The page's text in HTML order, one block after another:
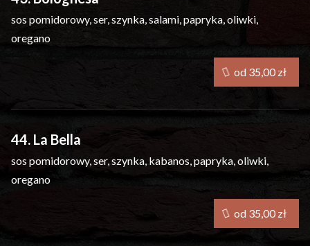
sos pomidorowy, ser, szynka, salami, papryka, oliwki,
oregano
44. La Bella
sos pomidorowy, ser, szynka, kabanos, papryka, oliwki,
oregano